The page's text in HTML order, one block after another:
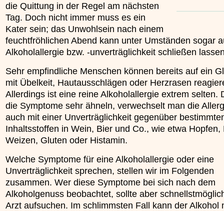
die Quittung in der Regel am nächsten
Tag. Doch nicht immer muss es ein
Kater sein; das Unwohlsein nach einem
feuchtfröhlichen Abend kann unter Umständen sogar
Alkoholallergie bzw. -unverträglichkeit schließen
Sehr empfindliche Menschen können bereits auf ein
mit Übelkeit, Hautausschlägen oder Herzrasen
Allerdings ist eine reine Alkoholallergie extrem selten.
die Symptome sehr ähneln, verwechselt man die
auch mit einer Unverträglichkeit gegenüber
Inhaltsstoffen in Wein, Bier und Co., wie etwa Hopfen,
Weizen, Gluten oder Histamin.
Welche Symptome für eine Alkoholallergie oder eine
Unverträglichkeit sprechen, stellen wir im Folgenden
zusammen. Wer diese Symptome bei sich nach dem
Alkoholgenuss beobachtet, sollte aber
Arzt aufsuchen. Im schlimmsten Fall kann der Alkohol
x
Erfahrungen mit und Anwendungsweisen von
»»»
Kleines Wellness